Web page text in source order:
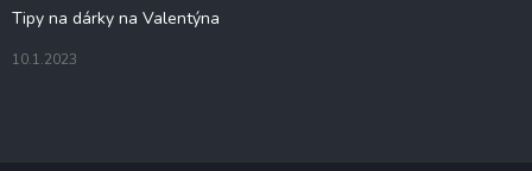
Tipy na dárky na Valentýna
10.1.2023